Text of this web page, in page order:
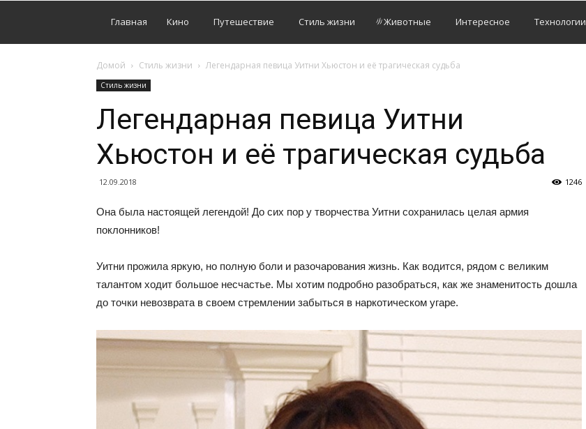
Главная Кино Путешествие Стиль жизни Животные Интересное Технологии
Домой Стиль жизни Легендарная певица Уитни Хьюстон и её трагическая судьба
Стиль жизни
Легендарная певица Уитни
Хьюстон и её трагическая судьба
12.09.2018 1246
Она была настоящей легендой! До сих пор у творчества Уитни сохранилась целая армия
поклонников!
Уитни прожила яркую, но полную боли и разочарования жизнь. Как водится, рядом с великим
талантом ходит большое несчастье. Мы хотим подробно разобраться, как же знаменитость дошла
до точки невозврата в своем стремлении забыться в наркотическом угаре.